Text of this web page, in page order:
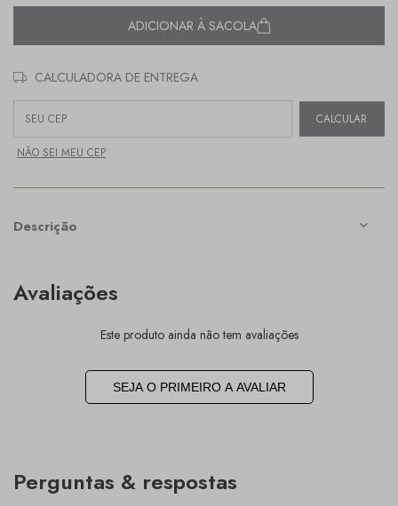
ADICIONAR À SACOLA
CALCULADORA DE ENTREGA
Entregas para o CEP:
CALCULAR
NÃO SEI MEU CEP
Descrição
Avaliações
Este produto ainda não tem avaliações
SEJA O PRIMEIRO A AVALIAR
Perguntas & respostas